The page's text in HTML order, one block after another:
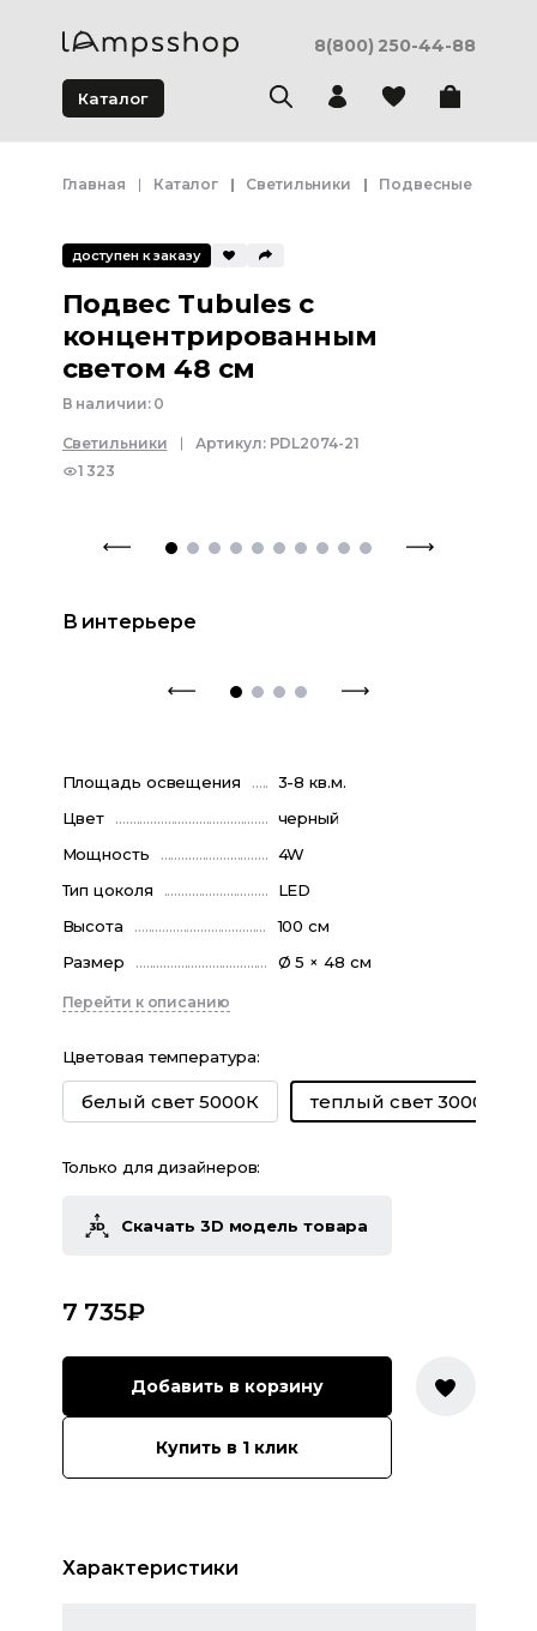
8(800) 250-44-88
Каталог
Главная Каталог Светильники Подвесные
доступен к заказу
Подвес Tubules с
концентрированным
светом 48 см
В наличии: 0
Светильники Артикул: PDL2074-21
1 323
В интерьере
Площадь освещения
3-8 кв.м.
Цвет
черный
Мощность
4W
Тип цоколя
LED
Высота
100 см
Размер
Ø 5 × 48 см
Перейти к описанию
Цветовая температура:
белый свет 5000К теплый свет 3000К
Только для дизайнеров:
Скачать 3D модель товара
7 735₽
Добавить в корзину
Купить в 1 клик
Характеристики